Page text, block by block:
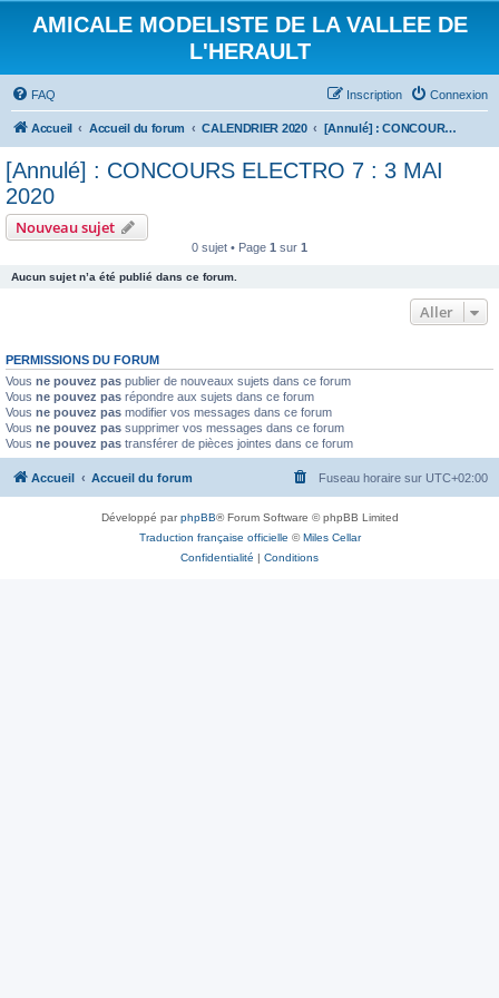
AMICALE MODELISTE DE LA VALLEE DE
L'HERAULT
FAQ Connexion
Inscription
Accueil Accueil du forum CALENDRIER 2020 [Annulé] : CONCOURS ELECTRO 7 : 3 MAI 2020
[Annulé] : CONCOURS ELECTRO 7 : 3 MAI
2020
Nouveau sujet
0 sujet • Page 1 sur 1
Aucun sujet n’a été publié dans ce forum.
Aller
PERMISSIONS DU FORUM
Vous ne pouvez pas publier de nouveaux sujets dans ce forum
Vous ne pouvez pas répondre aux sujets dans ce forum
Vous ne pouvez pas modifier vos messages dans ce forum
Vous ne pouvez pas supprimer vos messages dans ce forum
Vous ne pouvez pas transférer de pièces jointes dans ce forum
Accueil Accueil du forum Fuseau horaire sur UTC+02:00
Développé parphpBB® Forum Software © phpBB Limited
Traduction française officielle ©Miles Cellar
Confidentialité | Conditions